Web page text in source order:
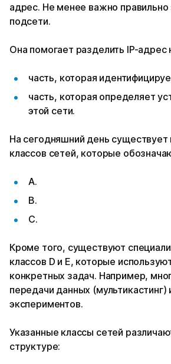
адрес. Не менее важно правильно
подсети.
Она помогает разделить IP-адрес
часть, которая
часть, которая определяет
этой сети.
На сегодняшний день существует
классов сетей, которые
A.
B.
C.
Кроме того, существуют
классов D и E, которые
конкретных задач. Например,
передачи данных (мультикастинг)
экспериментов.
Указанные классы сетей
структуре: